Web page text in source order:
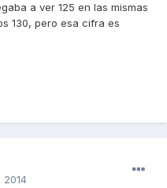
a ver 125 en las mismas
130, pero esa cifra es
2014